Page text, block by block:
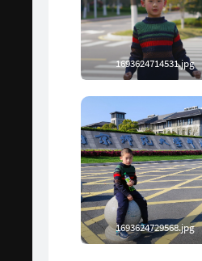
1693624714531.jpg
1693624729568.jpg